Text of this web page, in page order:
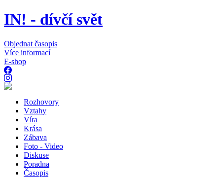
IN! - dívčí svět
Objednat časopis
Více informací
E-shop
Rozhovory
Vztahy
Víra
Krása
Zábava
Foto - Video
Diskuse
Poradna
Časopis